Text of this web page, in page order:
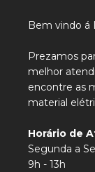
Bem vindo á
Prezamos
melhor
encontre as
material
Horário de
Segunda a
9h - 13h